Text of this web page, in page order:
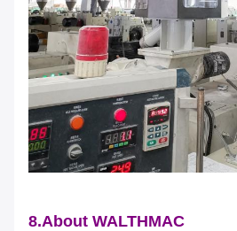
8.About WALTHMAC